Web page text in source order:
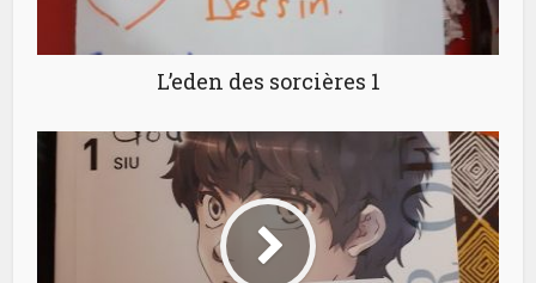
L’eden des sorcières 1